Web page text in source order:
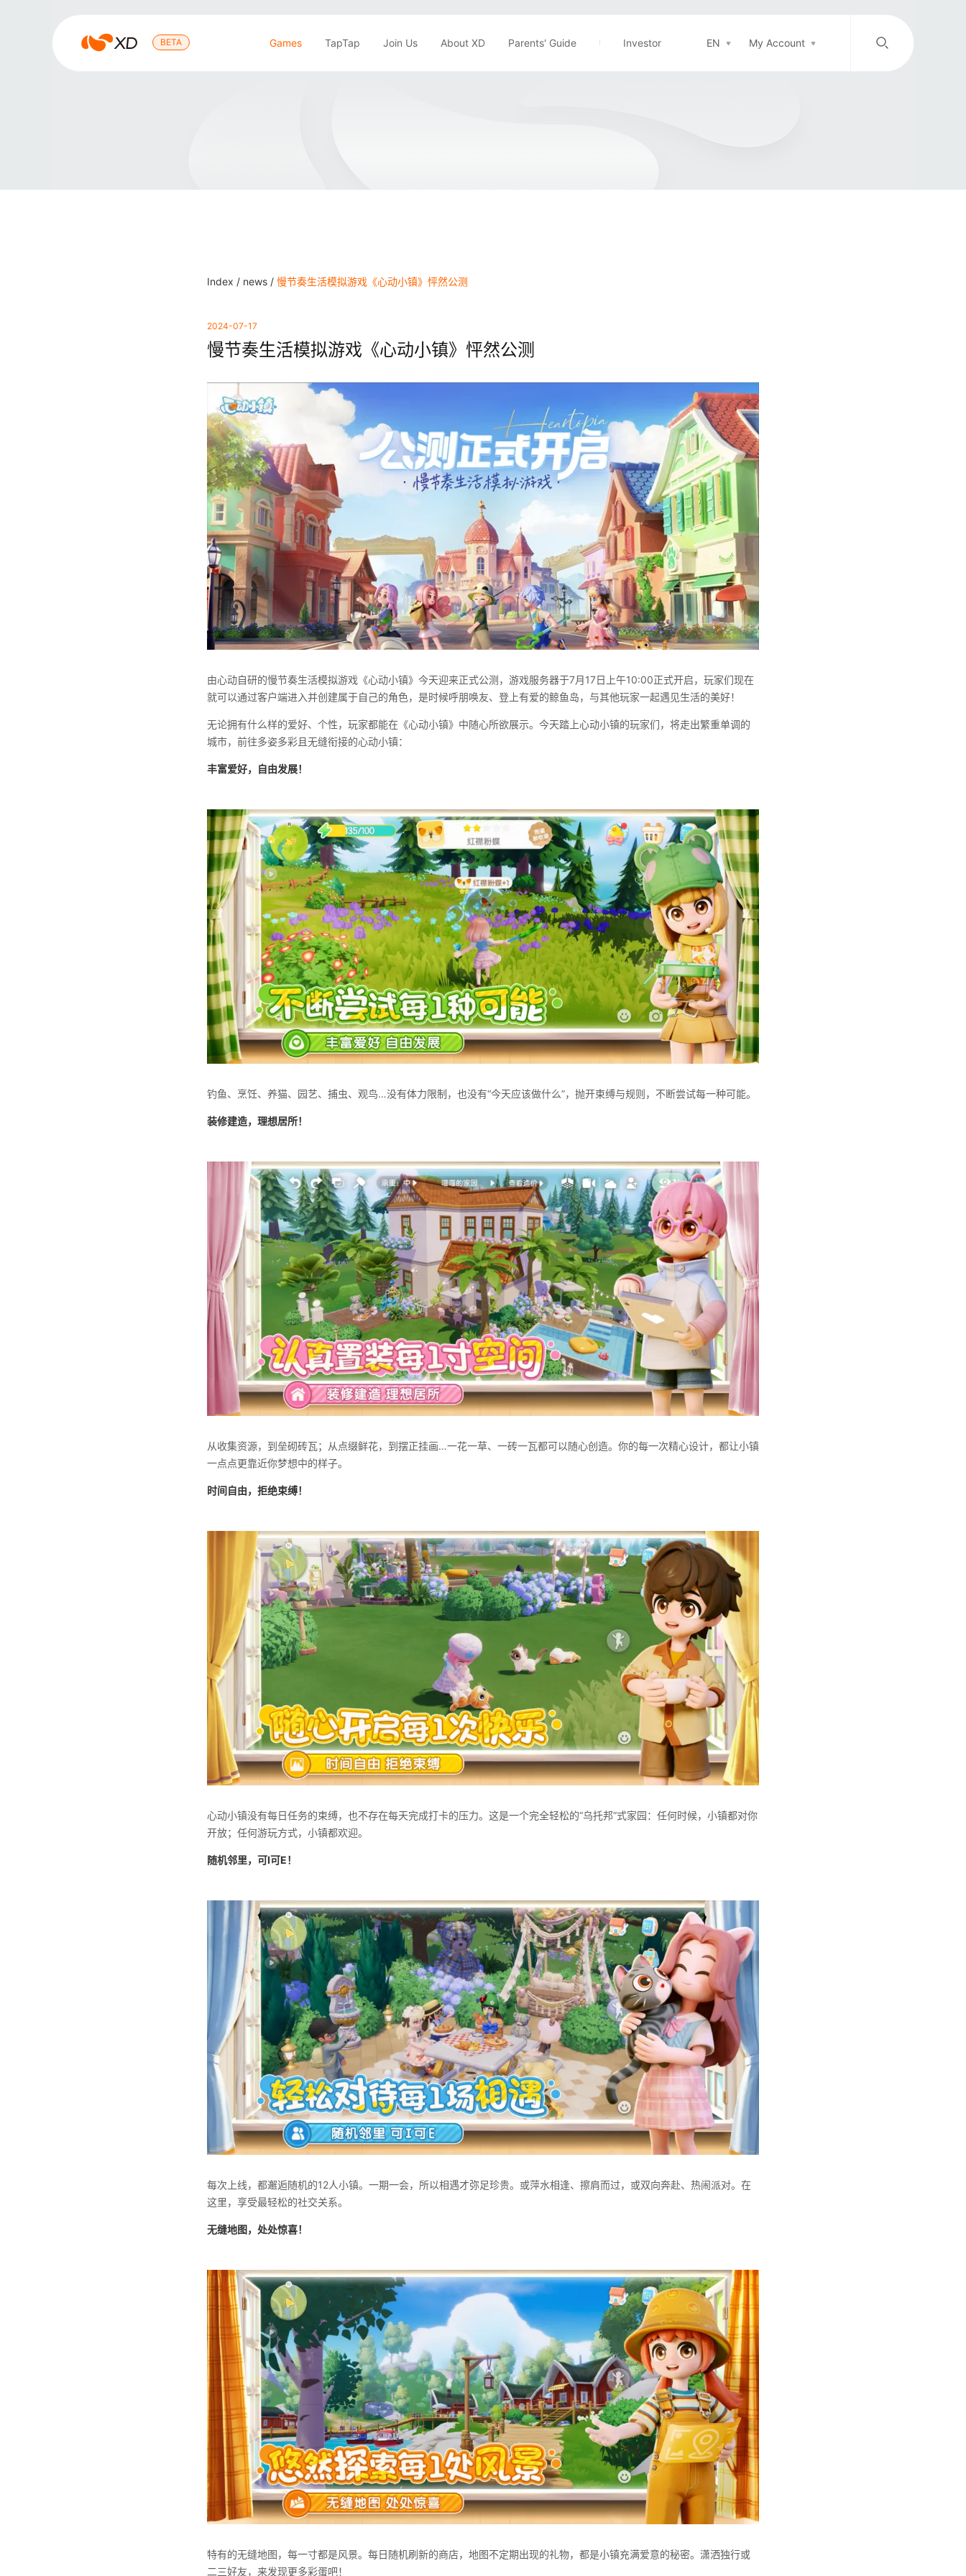
心
BETA Games TapTap Join Us About XD Parents' Guide Investor EN My Account
/
Index / news / 慢节奏生活模拟游戏《心动小镇》怦然公测
2024-07-17
慢节奏生活模拟游戏《心动小镇》怦然公测
由心动自研的慢节奏生活模拟游戏《心动小镇》今天迎来正式公测，游戏服务器于7月17日上午10:00正式开启，玩家们现在
就可以通过客户端进入并创建属于自己的角色，是时候呼朋唤友、登上有爱的鲸鱼岛，与其他玩家一起遇见生活的美好！
无论拥有什么样的爱好、个性，玩家都能在《心动小镇》中随心所欲展示。今天踏上心动小镇的玩家们，将走出繁重单调的
城市，前往多姿多彩且无缝衔接的心动小镇：
丰富爱好，自由发展！
钓鱼、烹饪、养猫、园艺、捕虫、观鸟…没有体力限制，也没有“今天应该做什么”，抛开束缚与规则，不断尝试每一种可能。
装修建造，理想居所！
从收集资源，到垒砌砖瓦；从点缀鲜花，到摆正挂画…一花一草、一砖一瓦都可以随心创造。你的每一次精心设计，都让小镇
一点点更靠近你梦想中的样子。
时间自由，拒绝束缚！
心动小镇没有每日任务的束缚，也不存在每天完成打卡的压力。这是一个完全轻松的“乌托邦”式家园：任何时候，小镇都对你
开放；任何游玩方式，小镇都欢迎。
随机邻里，可I可E！
每次上线，都邂逅随机的12人小镇。一期一会，所以相遇才弥足珍贵。或萍水相逢、擦肩而过，或双向奔赴、热闹派对。在
这里，享受最轻松的社交关系。
无缝地图，处处惊喜！
特有的无缝地图，每一寸都是风景。每日随机刷新的商店，地图不定期出现的礼物，都是小镇充满爱意的秘密。潇洒独⾏或
⼆三好友，来发现更多彩蛋吧！